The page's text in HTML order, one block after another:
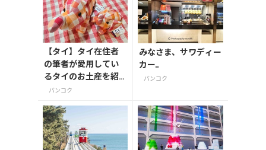
【タイ】タイ在住者
の筆者が愛用してい
るタイのお土産を紹
介！
バンコク
みなさま、サワディー
カー。
バンコク